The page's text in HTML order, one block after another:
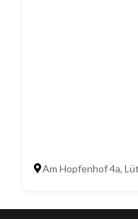
Am Hopfenhof 4a,